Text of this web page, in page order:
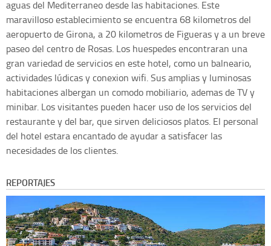
aguas del Mediterraneo desde las habitaciones. Este
maravilloso establecimiento se encuentra 68 kilometros del
aeropuerto de Girona, a 20 kilometros de Figueras y a un breve
paseo del centro de Rosas. Los huespedes encontraran una
gran variedad de servicios en este hotel, como un balneario,
actividades lúdicas y conexion wifi. Sus amplias y luminosas
habitaciones albergan un comodo mobiliario, ademas de TV y
minibar. Los visitantes pueden hacer uso de los servicios del
restaurante y del bar, que sirven deliciosos platos. El personal
del hotel estara encantado de ayudar a satisfacer las
necesidades de los clientes.
REPORTAJES